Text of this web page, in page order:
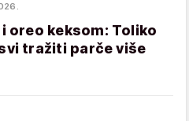
oreo keksom: Toliko
tražiti parče više